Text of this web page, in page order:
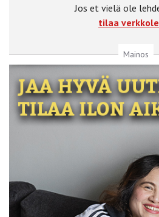
Jos et vielä ole
tilaa
Mainos